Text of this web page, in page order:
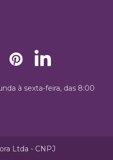
à sexta-feira, das 8:00
Ltda - CNPJ